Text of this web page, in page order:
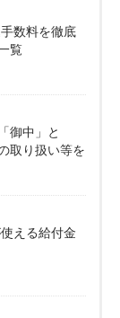
数料を徹底
覧
御中」と
取り扱い等を
える給付金